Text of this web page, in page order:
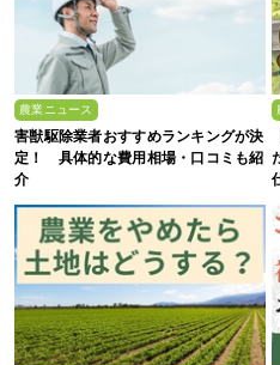
農業ニュース
害獣駆除業者おすすめランキングが決
定！ 具体的な費用相場・口コミも紹
介